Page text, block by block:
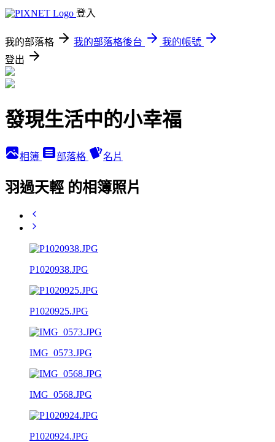
登入
我的部落格 我的部落格後台
我的帳號
登出
發現生活中的小幸福
相簿 部落格 名片
羽過天輕 的相簿照片
P1020938.JPG
P1020925.JPG
IMG_0573.JPG
IMG_0568.JPG
P1020924.JPG